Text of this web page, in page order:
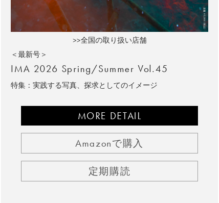
>>全国の取り扱い店舗
＜最新号＞
IMA 2026 Spring/Summer Vol.45
特集：実践する写真、探求としてのイメージ
MORE DETAIL
Amazonで購入
定期購読